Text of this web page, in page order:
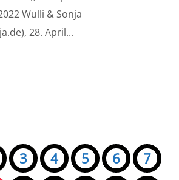
Wulli & Sonja
28. April...
3 4 5 6
7